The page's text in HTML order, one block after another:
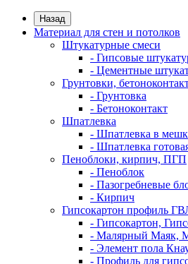
Назад
Материал для стен и потолков
Штукатурные смеси
- Гипсовые
- Цементные
Грунтовки,
- Грунтовка
- Бетоноконтакт
Шпатлевка
- Шпатлевка в
- Шпатлевка
Пеноблоки, кирпич, ПГП
- Пеноблок
- Пазогребневые
- Кирпич
Гипсокартон профиль
- Гипсокартон,
- Малярный Маяк,
- Элемент пола
- Профиль для